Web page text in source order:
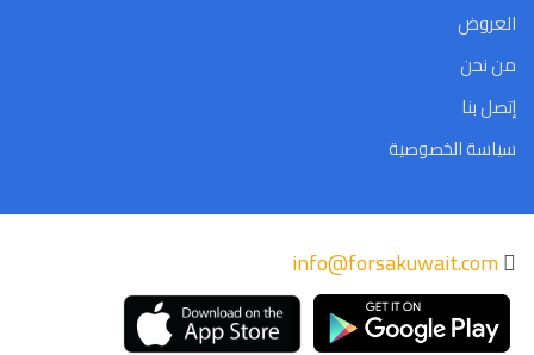
العروض
من نحن
إتصل بنا
سياسة الخصوصية
info@forsakuwait.com